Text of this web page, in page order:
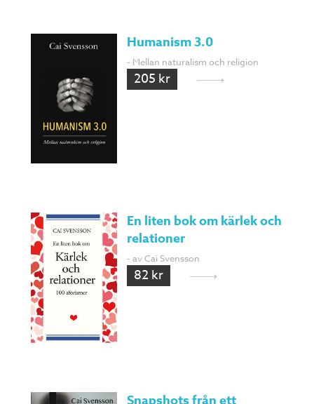
Humanism 3.0
- Mellan naturalism och religion
205 kr
En liten bok om kärlek och
relationer
- av Cai Svensson
82 kr